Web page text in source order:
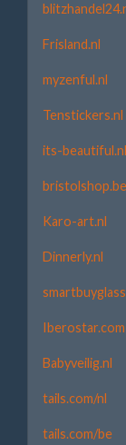
Frisland.nl
myzenful.nl
Tenstickers.nl
its-beautiful.nl
bristolshop.be
Karo-art.nl
Dinnerly.nl
Iberostar.com
Babyveilig.nl
tails.com/nl
tails.com/be